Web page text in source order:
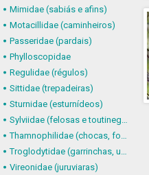
Mimidae (sabiás e afins)
Motacillidae (caminheiros)
Passeridae (pardais)
Phylloscopidae
Regulidae (régulos)
Sittidae (trepadeiras)
Sturnidae (esturnídeos)
Sylviidae (felosas e toutinegras)
Thamnophilidae (chocas, formigueiros, chororós e afins)
Troglodytidae (garrinchas, uirapurus e afins)
Vireonidae (juruviaras)